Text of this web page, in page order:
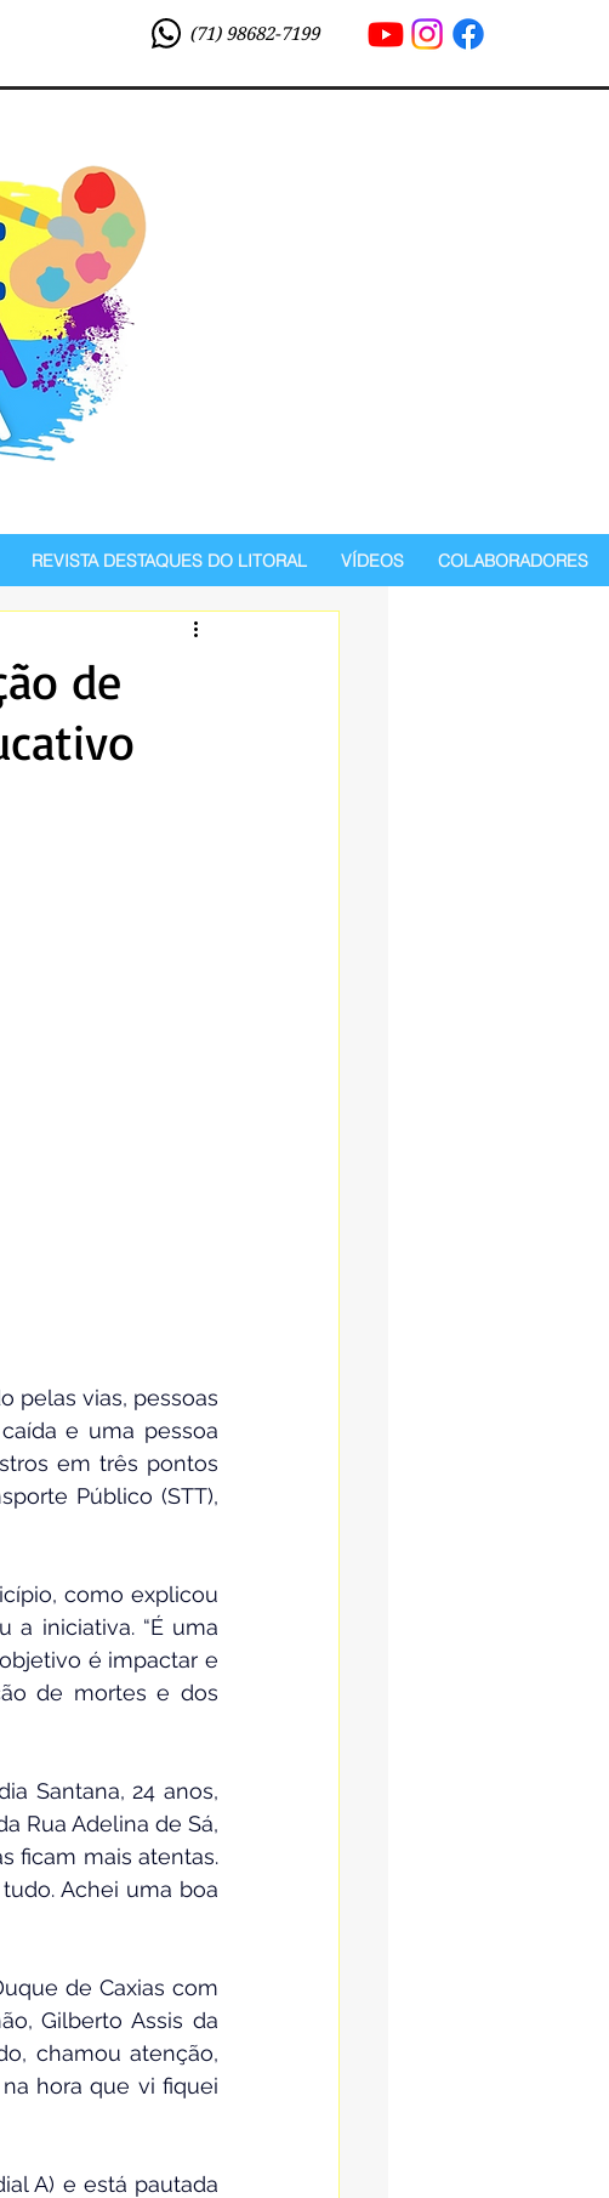
(71) 98682-7199
REVISTA DESTAQUES DO LITORAL VÍDEOS COLABORADORES
de
pelas vias, pessoas
e uma pessoa
em três pontos
Público (STT),
como explicou
a iniciativa. “É uma
é impactar e
de mortes e dos
Santana, 24 anos,
Rua Adelina de Sá,
ficam mais atentas.
Achei uma boa
de Caxias com
Gilberto Assis da
chamou atenção,
hora que vi fiquei
A) e está pautada